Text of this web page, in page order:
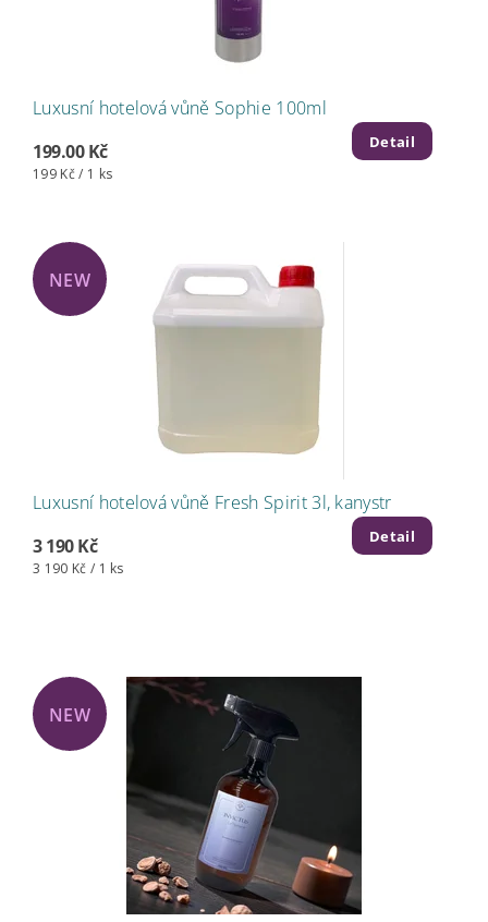
Luxusní hotelová vůně Sophie 100ml
199.00 Kč
199 Kč / 1 ks
Detail
NEW
Luxusní hotelová vůně Fresh Spirit 3l, kanystr
3 190 Kč
3 190 Kč / 1 ks
Detail
NEW